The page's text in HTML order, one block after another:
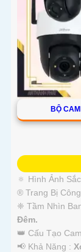
BỘ
🔅 Hình Ảnh
®️ Trang Bị
❈ Tầm Nhìn
Ðêm.
👑 Cấu Tạo
️📢 Khả Năng :